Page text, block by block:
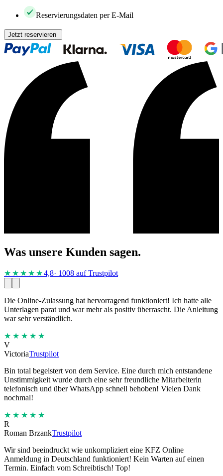
Reservierungsdaten per E-Mail
Jetzt reservieren
Was unsere Kunden sagen.
★★★★ ★4,8· 1008 auf Trustpilot
Die Online-Zulassung hat hervorragend funktioniert! Ich hatte alle
Unterlagen parat und war mehr als positiv überrascht. Die Anleitung
war sehr verständlich.
★★★★★
V
VictoriaTrustpilot
Bin total begeistert von dem Service. Eine durch mich entstandene
Unstimmigkeit wurde durch eine sehr freundliche Mitarbeiterin
telefonisch und über WhatsApp schnell behoben! Vielen Dank
nochmal!
★★★★★
R
Roman BrzankTrustpilot
Wir sind beeindruckt wie unkompliziert eine KFZ Online
Anmeldung in Deutschland funktioniert! Kein Warten auf einen
Termin. Einfach vom Schreibtisch! Top!